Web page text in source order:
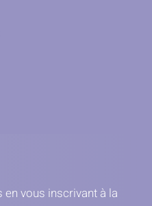
vous inscrivant à la